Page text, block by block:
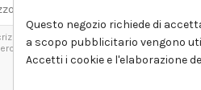
in ogni momenti.
le info di contatto
Questo negozio richiede di
a scopo pubblicitario vengono
Accetti i cookie e l'elaborazione